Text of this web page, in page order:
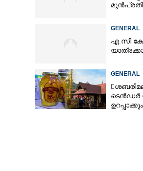
GENERAL
എ.സി
GENERAL
ടെൻ‌ഡർ